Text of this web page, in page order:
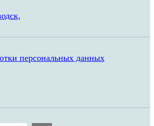
персональных данных